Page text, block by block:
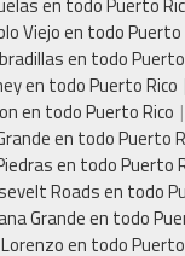
Viejo en todo Puerto
en todo
en todo Puerto Rico
en todo Puerto Rico
en todo Puerto
en todo Puerto
Roads en todo
Grande en todo
en todo